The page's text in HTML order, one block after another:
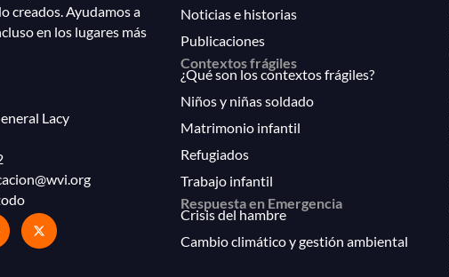
creados. Ayudamos a
en los lugares más
Lacy
Noticias e historias
Publicaciones
Contextos frágiles
¿Qué son los contextos frágiles?
Niños y niñas soldado
Matrimonio infantil
Refugiados
Trabajo infantil
Respuesta en Emergencia
Crisis del hambre
Cambio climático y gestión ambiental